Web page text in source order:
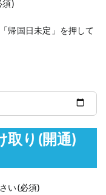
須)
帰国日未定」を押して
取り(開通)
い(必須)